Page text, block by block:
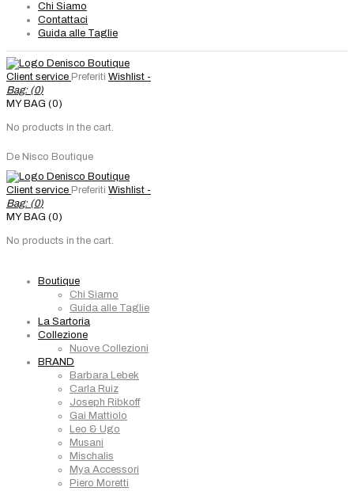
Chi Siamo
Contattaci
Guida alle Taglie
Client service Preferiti Wishlist -
Bag: (0)
MY BAG (0)
No products in the cart.
De Nisco Boutique
Client service Preferiti Wishlist -
Bag: (0)
MY BAG (0)
No products in the cart.
Boutique
Chi Siamo
Guida alle Taglie
La Sartoria
Collezione
Nuove Collezioni
BRAND
Barbara Lebek
Carla Ruiz
Joseph Ribkoff
Gai Mattiolo
Leo & Ugo
Musani
Mischalis
Mya Accessori
Piero Moretti